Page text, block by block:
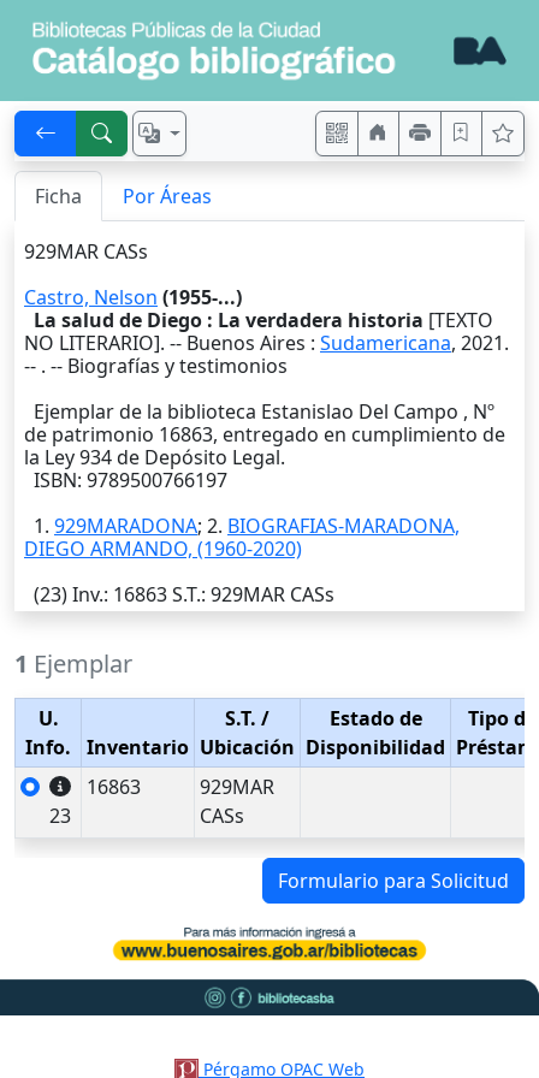
Ficha Por Áreas
929MAR CASs
Castro, Nelson (1955-...)
La salud de Diego : La verdadera historia [TEXTO
NO LITERARIO]. -- Buenos Aires : Sudamericana, 2021.
-- . -- Biografías y testimonios
Ejemplar de la biblioteca Estanislao Del Campo , Nº
de patrimonio 16863, entregado en cumplimiento de
la Ley 934 de Depósito Legal.
ISBN: 9789500766197
1. 929MARADONA; 2. BIOGRAFIAS-MARADONA,
DIEGO ARMANDO, (1960-2020)
(23)Inv.: 16863S.T.: 929MAR CASs
1 Ejemplar
U.
Info.
Inventario
S.T. /
Ubicación
Estado de
Disponibilidad
Tipo de
23
16863
929MAR
CASs
Formulario para Solicitud
Pérgamo OPAC Web